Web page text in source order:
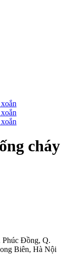
cháy
Phúc Đồng, Q.
Biên, Hà Nội